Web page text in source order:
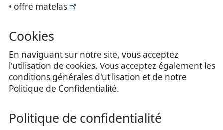
• offre matelas
Cookies
En naviguant sur notre site, vous acceptez
l'utilisation de cookies. Vous acceptez également les
conditions générales d'utilisation et de notre
Politique de Confidentialité.
Politique de confidentialité